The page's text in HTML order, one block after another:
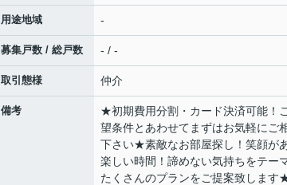
用途地域 -
募集戸数 / 総戸数 - / -
取引態様 仲介
備考
★初期費用分割・カード決済可能！
望条件とあわせてまずはお気軽にご
下さい★素敵なお部屋探し！笑顔が
楽しい時間！諦めない気持ちをテー
たくさんのプランをご提案致します